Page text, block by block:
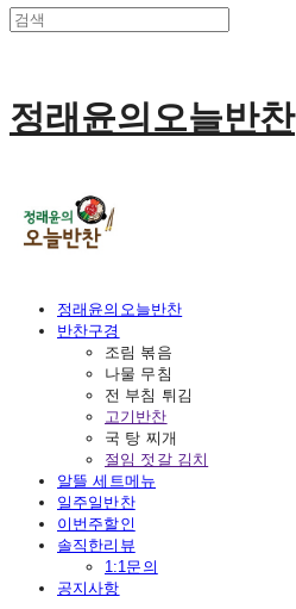
정래윤의오늘반찬
정래윤의오늘반찬
반찬구경
조림 볶음
나물 무침
전 부침 튀김
고기반찬
국 탕 찌개
절임 젓갈 김치
알뜰 세트메뉴
일주일반찬
이번주할인
솔직한리뷰
1:1문의
공지사항